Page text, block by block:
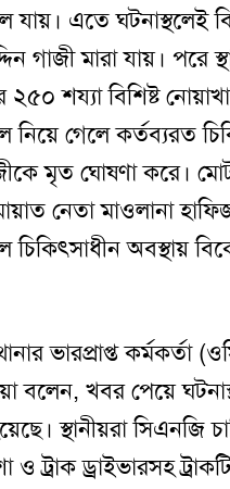
যায়। এতে ঘটনাস্থলেই
গাজী মারা যায়। পরে
২৫০ শয্যা বিশিষ্ট
নিয়ে গেলে কর্তব্যরত
মৃত ঘোষণা করে।
নেতা মাওলানা
চিকিৎসাধীন অবস্থায়
ভারপ্রাপ্ত কর্মকর্তা
বলেন, খবর পেয়ে
স্থানীয়রা সিএনজি
ও ট্রাক ড্রাইভারসহ